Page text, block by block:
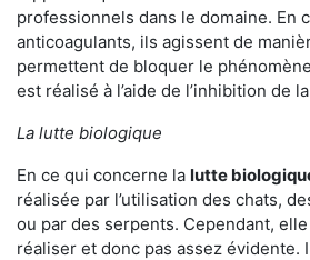
professionnels dans le domaine. En
anticoagulants, ils agissent de
permettent de bloquer le
est réalisé à l’aide de l’inhibition de
La lutte biologique
En ce qui concerne la lutte
réalisée par l’utilisation des chats,
ou par des serpents. Cependant,
réaliser et donc pas assez évidente.